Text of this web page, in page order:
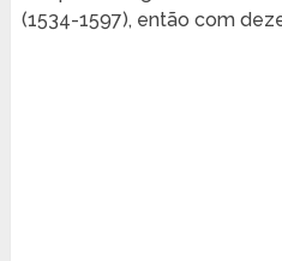
(1534-1597), então com